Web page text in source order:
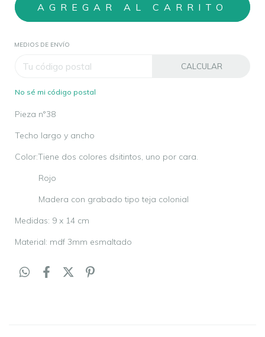
MEDIOS DE ENVÍO
CALCULAR
No sé mi código postal
Pieza n°38
Techo largo y ancho
Color:Tiene dos colores dsitintos, uno por cara.
Rojo
Madera con grabado tipo teja colonial
Medidas: 9 x 14 cm
Material: mdf 3mm esmaltado